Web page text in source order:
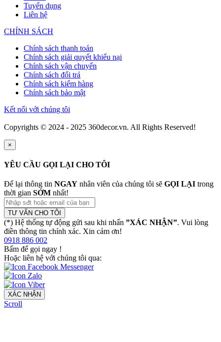
Tuyển dụng
Liên hệ
CHÍNH SÁCH
Chính sách thanh toán
Chính sách giải quyết khiếu nại
Chính sách vận chuyển
Chính sách đổi trả
Chính sách kiểm hàng
Chính sách bảo mật
Kết nối với chúng tôi
Copyrights © 2024 - 2025 360decor.vn. All Rights Reserved!
×
YÊU CẦU GỌI LẠI CHO TÔI
Để lại thông tin NGAY nhân viên của chúng tôi sẽ GỌI LẠI trong
thời gian SỚM nhất!
TƯ VẤN CHO TÔI
(*) Hệ thống tự động gửi sau khi nhấn ”XÁC NHẬN”. Vui lòng
điền thông tin chính xác. Xin cảm ơn!
0918 886 002
Bấm để gọi ngay !
Hoặc liên hệ với chúng tôi qua:
XÁC NHẬN
Scroll